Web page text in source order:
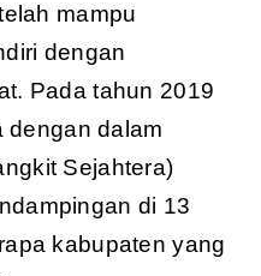
mampu
dengan
Pada tahun 2019
dengan dalam
Sejahtera)
di 13
kabupaten yang